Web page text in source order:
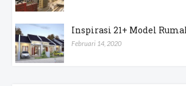
Inspirasi 21+ Model
Februari 14, 2020